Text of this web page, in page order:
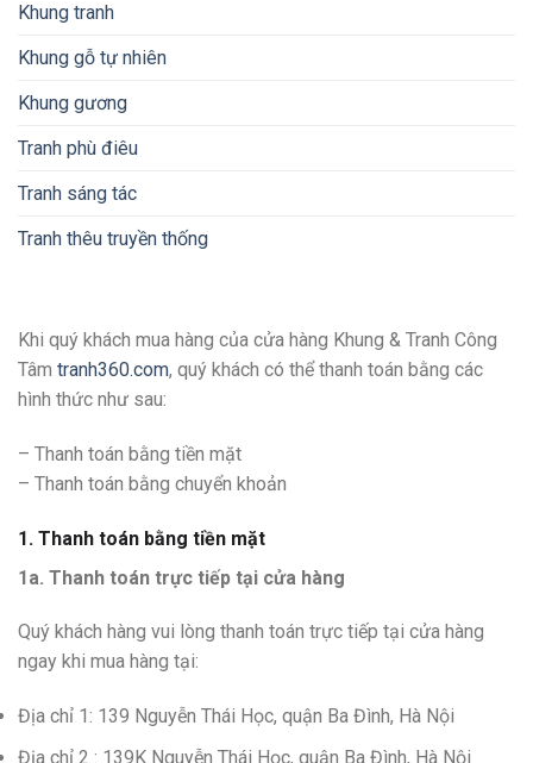
Khi quý khách mua hàng của cửa hàng Khung & Tranh Công
Tâm tranh360.com, quý khách có thể thanh toán bằng các
hình thức như sau:
– Thanh toán bằng tiền mặt
– Thanh toán bằng chuyển khoản
1. Thanh toán bằng tiền mặt
1a. Thanh toán trực tiếp tại cửa hàng
Quý khách hàng vui lòng thanh toán trực tiếp tại cửa hàng
ngay khi mua hàng tại:
Địa chỉ 1: 139 Nguyễn Thái Học, quận Ba Đình, Hà Nội
Địa chỉ 2 : 139K Nguyễn Thái Học, quận Ba Đình, Hà Nội
Khung tranh
Khung gỗ tự nhiên
Khung gương
Tranh phù điêu
Tranh sáng tác
Tranh thêu truyền thống